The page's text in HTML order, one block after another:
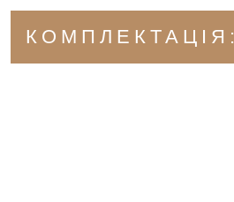
КОМПЛЕКТАЦІЯ: